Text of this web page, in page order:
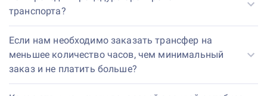
транспорта?
Если нам необходимо заказать трансфер на
меньшее количество часов, чем минимальный
заказ и не платить больше?